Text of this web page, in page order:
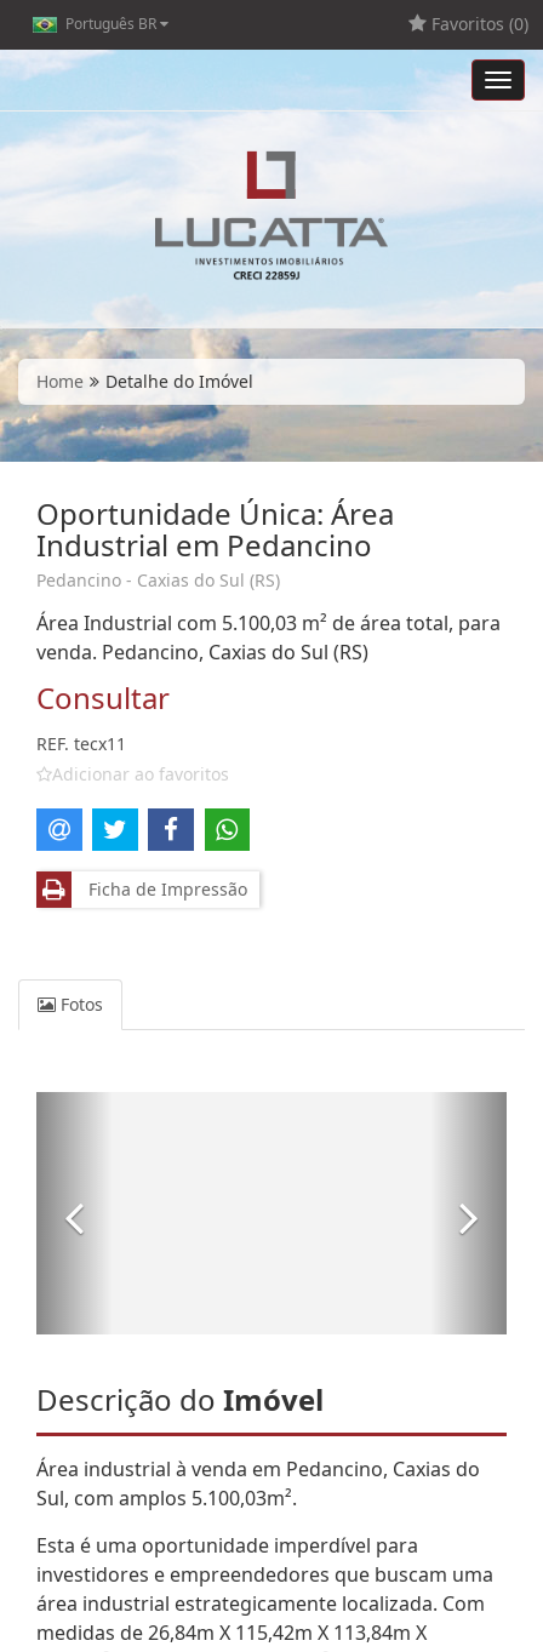
Português BR Favoritos (0)
Home Detalhe do Imóvel
Oportunidade Única: Área
Industrial em Pedancino
Pedancino - Caxias do Sul (RS)
Área Industrial com 5.100,03 m² de área total, para
venda. Pedancino, Caxias do Sul (RS)
Consultar
REF. tecx11
Adicionar ao favoritos
Ficha de Impressão
Fotos
Descrição do Imóvel
Área industrial à venda em Pedancino, Caxias do
Sul, com amplos 5.100,03m².
Esta é uma oportunidade imperdível para
investidores e empreendedores que buscam uma
área industrial estrategicamente localizada. Com
medidas de 26,84m X 115,42m X 113,84m X